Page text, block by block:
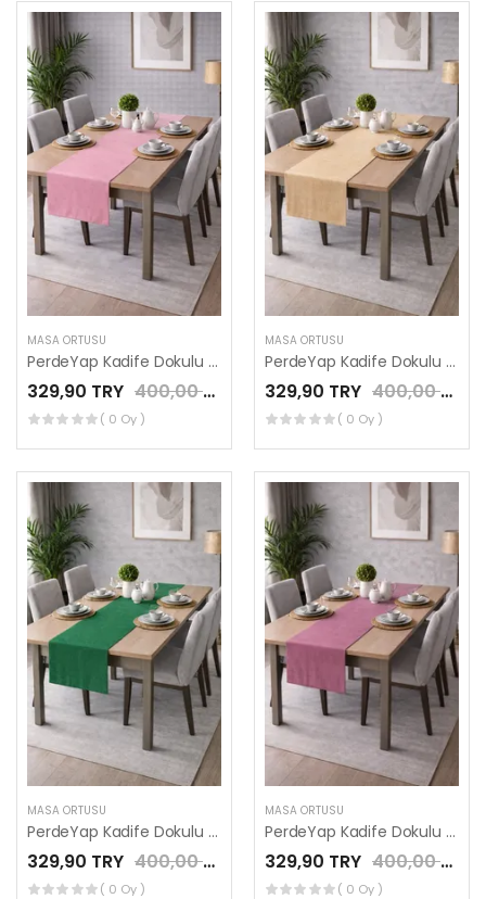
MASA ÖRTÜSÜ
PerdeYap Kadife Dokulu Açık Gülkurusu Renk Ada Serisi Runner 40 x 140 cm
329,90 TRY 400,00 TRY
( 0 Oy )
MASA ÖRTÜSÜ
PerdeYap Kadife Dokulu Bej Renk Ada Serisi Runner 40 x 140 cm
329,90 TRY 400,00 TRY
( 0 Oy )
MASA ÖRTÜSÜ
PerdeYap Kadife Dokulu Koyu Yeşil Renk Ada Serisi Runner 40 x 140 cm
329,90 TRY 400,00 TRY
( 0 Oy )
MASA ÖRTÜSÜ
PerdeYap Kadife Dokulu Gülkurusu Renk Ada Serisi Runner 40 x 140 cm
329,90 TRY 400,00 TRY
( 0 Oy )